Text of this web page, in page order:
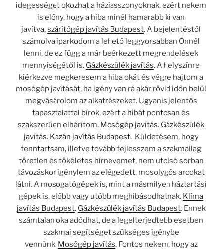
idegességet okozhat a háziasszonyoknak, ezért nekem
is előny, hogy a hiba minél hamarabb ki van
javítva,szárítógép javítás Budapest. A bejelentéstől
számolva iparkodom a lehető leggyorsabban Önnél
lenni, de ez függ a már beérkezett megrendelések
mennyiségétől is. Gázkészülék javítás. A helyszínre
kiérkezve megkeresem a hiba okát és végre hajtom a
mosógép javítását, ha igény van rá akár rövid időn belül
megvásárolom az alkatrészeket. Ugyanis jelentős
tapasztalattal bírok, ezért a hibát pontosan és
szakszerűen elhárítom. Mosógép javítás. Gázkészülék
javítás. Kazán javítás Budapest. Küldetésem, hogy
fenntartsam, illetve tovább fejlesszem a szakmailag
töretlen és tökéletes hírnevemet, nem utolsó sorban
távozáskor igénylem az elégedett, mosolygós arcokat
látni. A mosogatógépek is, mint a másmilyen háztartási
gépek is, előbb vagy utóbb meghibásodhatnak. Klíma
javítás Budapest. Gázkészülék javítás Budapest. Ennek
számtalan oka adódhat, de a legelterjedtebb esetben
szakmai segítséget szükséges igénybe
vennünk. Mosógép javítás. Fontos nekem, hogy az